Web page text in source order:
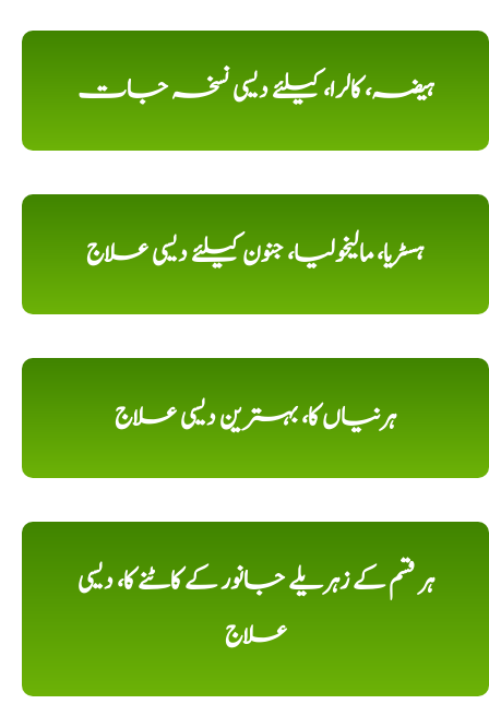
ہیضہ، کالرا، کیلئے دیسی نسخہ جات
ہسٹریا، مالیخولیا، جنون کیلئے دیسی علاج
ہرنیاں کا، بہترین دیسی علاج
ہر قسم کے زہریلے جانور کے کاٹنے کا، دیسی
علاج